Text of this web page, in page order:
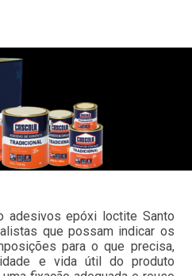
adesivos epóxi loctite Santo
que possam indicar os
para o que precisa,
e vida útil do produto